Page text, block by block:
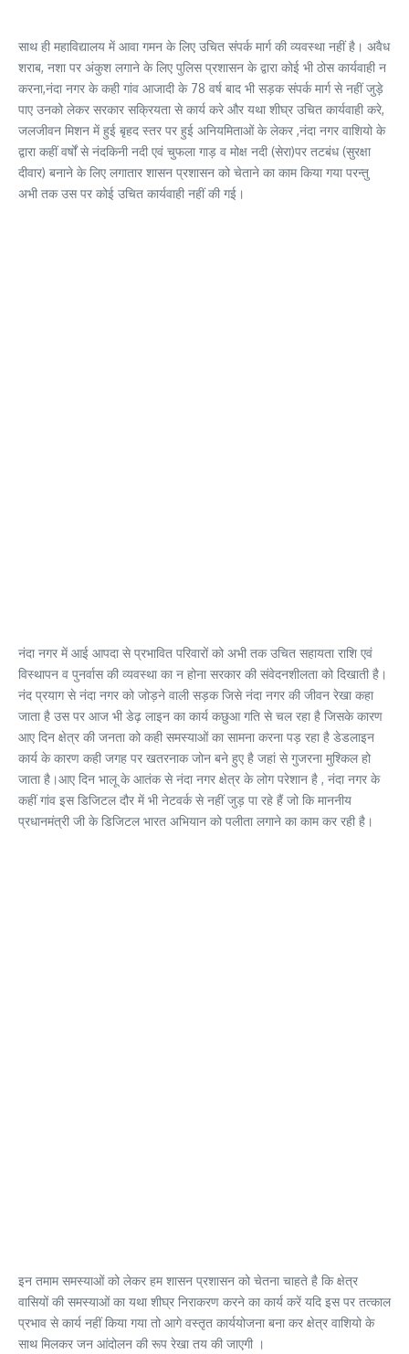
साथ ही महाविद्यालय में आवा गमन के लिए उचित संपर्क मार्ग की व्यवस्था नहीं है। अवैध
शराब, नशा पर अंकुश लगाने के लिए पुलिस प्रशासन के द्वारा कोई भी ठोस कार्यवाही न
करना,नंदा नगर के कही गांव आजादी के 78 वर्ष बाद भी सड़क संपर्क मार्ग से नहीं जुड़े
पाए उनको लेकर सरकार सक्रियता से कार्य करे और यथा शीघ्र उचित कार्यवाही करे,
जलजीवन मिशन में हुई बृहद स्तर पर हुई अनियमिताओं के लेकर ,नंदा नगर वाशियो के
द्वारा कहीं वर्षों से नंदकिनी नदी एवं चुफला गाड़ व मोक्ष नदी (सेरा)पर तटबंध (सुरक्षा
दीवार) बनाने के लिए लगातार शासन प्रशासन को चेताने का काम किया गया परन्तु
अभी तक उस पर कोई उचित कार्यवाही नहीं की गई।
नंदा नगर में आई आपदा से प्रभावित परिवारों को अभी तक उचित सहायता राशि एवं
विस्थापन व पुनर्वास की व्यवस्था का न होना सरकार की संवेदनशीलता को दिखाती है।
नंद प्रयाग से नंदा नगर को जोड़ने वाली सड़क जिसे नंदा नगर की जीवन रेखा कहा
जाता है उस पर आज भी डेढ़ लाइन का कार्य कछुआ गति से चल रहा है जिसके कारण
आए दिन क्षेत्र की जनता को कही समस्याओं का सामना करना पड़ रहा है डेडलाइन
कार्य के कारण कही जगह पर खतरनाक जोन बने हुए है जहां से गुजरना मुश्किल हो
जाता है।आए दिन भालू के आतंक से नंदा नगर क्षेत्र के लोग परेशान है , नंदा नगर के
कहीं गांव इस डिजिटल दौर में भी नेटवर्क से नहीं जुड़ पा रहे हैं जो कि माननीय
प्रधानमंत्री जी के डिजिटल भारत अभियान को पलीता लगाने का काम कर रही है।
इन तमाम समस्याओं को लेकर हम शासन प्रशासन को चेतना चाहते है कि क्षेत्र
वासियों की समस्याओं का यथा शीघ्र निराकरण करने का कार्य करें यदि इस पर तत्काल
प्रभाव से कार्य नहीं किया गया तो आगे वस्तृत कार्ययोजना बना कर क्षेत्र वाशियो के
साथ मिलकर जन आंदोलन की रूप रेखा तय की जाएगी ।